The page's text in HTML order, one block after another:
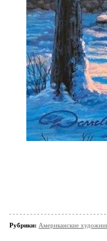
Рубрики: Американские